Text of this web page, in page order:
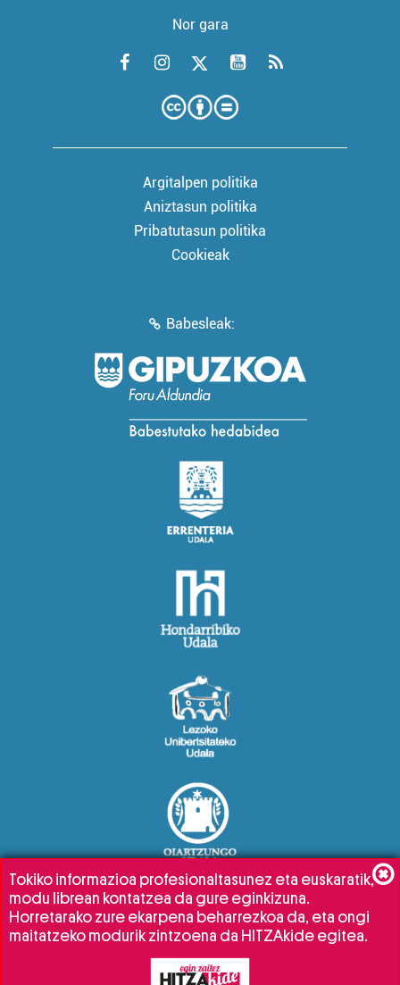
Nor gara
Argitalpen politika
Aniztasun politika
Pribatutasun politika
Cookieak
Babesleak:
Tokiko informazioa profesionaltasunez eta euskaratik,
modu librean kontatzea da gure eginkizuna.
Horretarako zure ekarpena beharrezkoa da, eta ongi
maitatzeko modurik zintzoena da HITZAkide egitea.